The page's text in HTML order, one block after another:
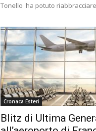
Tonello ha potuto
Cronaca Esteri
Blitz di Ultima